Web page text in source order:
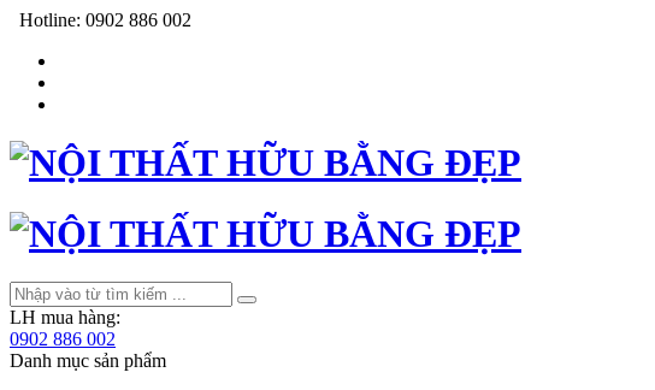
Hotline: 0902 886 002
LH mua hàng:
0902 886 002
Danh mục sản phẩm